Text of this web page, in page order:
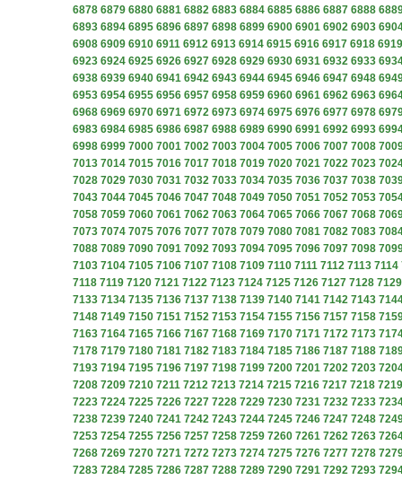
6878 6879 6880 6881 6882 6883 6884 6885 6886 6887 6888
6893 6894 6895 6896 6897 6898 6899 6900 6901 6902 6903
6908 6909 6910 6911 6912 6913 6914 6915 6916 6917 6918 6919
6923 6924 6925 6926 6927 6928 6929 6930 6931 6932 6933
6938 6939 6940 6941 6942 6943 6944 6945 6946 6947 6948
6953 6954 6955 6956 6957 6958 6959 6960 6961 6962 6963
6968 6969 6970 6971 6972 6973 6974 6975 6976 6977 6978
6983 6984 6985 6986 6987 6988 6989 6990 6991 6992 6993
6998 6999 7000 7001 7002 7003 7004 7005 7006 7007 7008
7013 7014 7015 7016 7017 7018 7019 7020 7021 7022 7023
7028 7029 7030 7031 7032 7033 7034 7035 7036 7037 7038
7043 7044 7045 7046 7047 7048 7049 7050 7051 7052 7053
7058 7059 7060 7061 7062 7063 7064 7065 7066 7067 7068
7073 7074 7075 7076 7077 7078 7079 7080 7081 7082 7083
7088 7089 7090 7091 7092 7093 7094 7095 7096 7097 7098
7103 7104 7105 7106 7107 7108 7109 7110 7111 7112 7113 7114
7118 7119 7120 7121 7122 7123 7124 7125 7126 7127 7128 7129
7133 7134 7135 7136 7137 7138 7139 7140 7141 7142 7143
7148 7149 7150 7151 7152 7153 7154 7155 7156 7157 7158
7163 7164 7165 7166 7167 7168 7169 7170 7171 7172 7173
7178 7179 7180 7181 7182 7183 7184 7185 7186 7187 7188
7193 7194 7195 7196 7197 7198 7199 7200 7201 7202 7203
7208 7209 7210 7211 7212 7213 7214 7215 7216 7217 7218 7219
7223 7224 7225 7226 7227 7228 7229 7230 7231 7232 7233
7238 7239 7240 7241 7242 7243 7244 7245 7246 7247 7248
7253 7254 7255 7256 7257 7258 7259 7260 7261 7262 7263
7268 7269 7270 7271 7272 7273 7274 7275 7276 7277 7278
7283 7284 7285 7286 7287 7288 7289 7290 7291 7292 7293